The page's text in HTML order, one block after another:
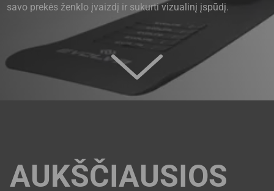
savo prekės ženklo įvaizdį ir sukurti vizualinį įspūdį.
AUKŠČIAUSIOS